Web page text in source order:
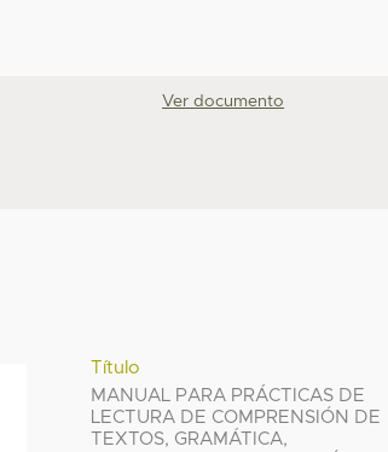
Ver documento
Título
MANUAL PARA PRÁCTICAS DE
LECTURA DE COMPRENSIÓN DE
TEXTOS, GRAMÁTICA,